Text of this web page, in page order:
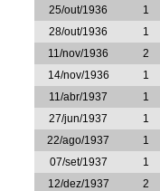
25/out/1936
1
28/out/1936
1
11/nov/1936
2
14/nov/1936
1
11/abr/1937
1
27/jun/1937
1
22/ago/1937
1
07/set/1937
1
12/dez/1937
2